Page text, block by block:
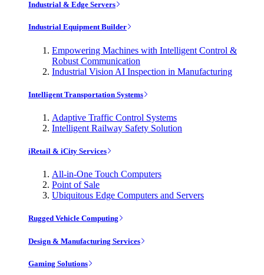
Industrial & Edge Servers
Industrial Equipment Builder
Empowering Machines with Intelligent Control &
Robust Communication
Industrial Vision AI Inspection in Manufacturing
Intelligent Transportation Systems
Adaptive Traffic Control Systems
Intelligent Railway Safety Solution
iRetail & iCity Services
All-in-One Touch Computers
Point of Sale
Ubiquitous Edge Computers and Servers
Rugged Vehicle Computing
Design & Manufacturing Services
Gaming Solutions